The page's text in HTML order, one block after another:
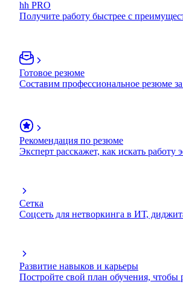
hh PRO
Получите работу быстрее с
Готовое резюме
Составим профессиональное резюме
Рекомендация по резюме
Эксперт расскажет, как искать работу
Сетка
Соцсеть для нетворкинга в ИТ,
Развитие навыков и карьеры
Постройте свой план обучения, чтобы